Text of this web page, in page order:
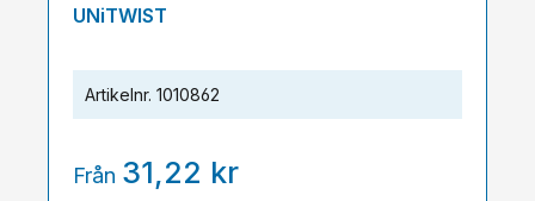
UNiTWIST
Artikelnr. 1010862
Från 31,22 kr